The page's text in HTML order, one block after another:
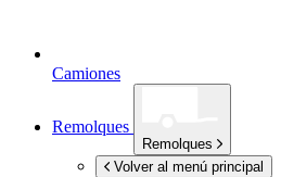
Camiones
Remolques
Remolques
Volver al menú principal